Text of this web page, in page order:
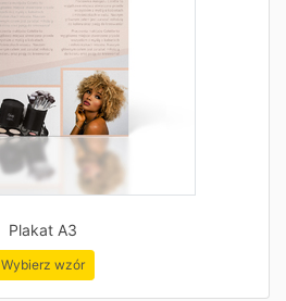
Plakat A3
Wybierz wzór